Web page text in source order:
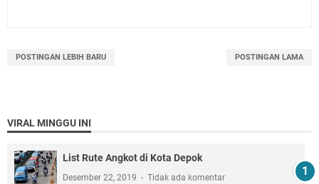
POSTINGAN LEBIH BARU POSTINGAN LAMA
VIRAL MINGGU INI
List Rute Angkot di Kota Depok
Desember 22, 2019 Tidak ada komentar